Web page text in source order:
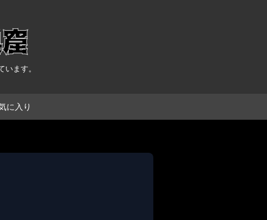
ます。
に入り